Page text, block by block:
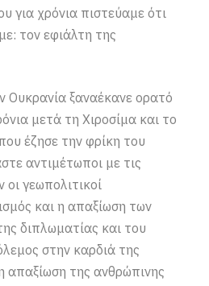
για χρόνια πιστεύαμε ότι
τον εφιάλτη της
Ουκρανία ξαναέκανε ορατό
μετά τη Χιροσίμα και το
έζησε την φρίκη του
αντιμέτωποι με τις
γεωπολιτικοί
και η απαξίωση των
διπλωματίας και του
στην καρδιά της
απαξίωση της ανθρώπινης